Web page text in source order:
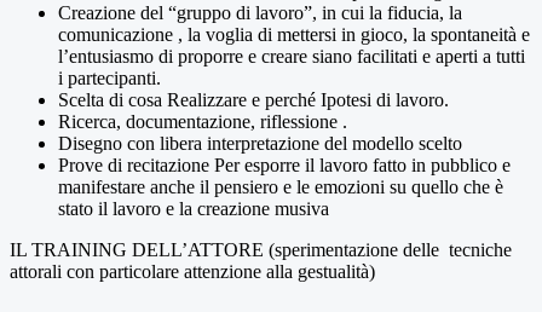
Creazione del “gruppo di lavoro”, in cui la fiducia, la
comunicazione , la voglia di mettersi in gioco, la spontaneità e
l’entusiasmo di proporre e creare siano facilitati e aperti a tutti
i partecipanti.
Scelta di cosa Realizzare e perché Ipotesi di lavoro.
Ricerca, documentazione, riflessione .
Disegno con libera interpretazione del modello scelto
Prove di recitazione Per esporre il lavoro fatto in pubblico e
manifestare anche il pensiero e le emozioni su quello che è
stato il lavoro e la creazione musiva
IL TRAINING DELL’ATTORE (sperimentazione delle tecniche
attorali con particolare attenzione alla gestualità)